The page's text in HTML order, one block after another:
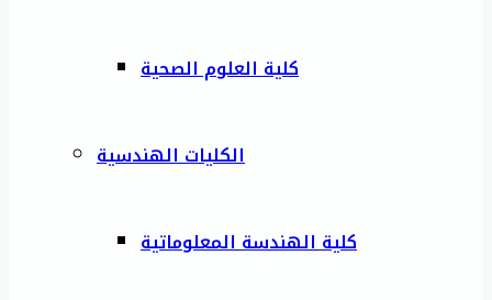
كلية العلوم الصحية
الكليات الهندسية
كلية الهندسة المعلوماتية